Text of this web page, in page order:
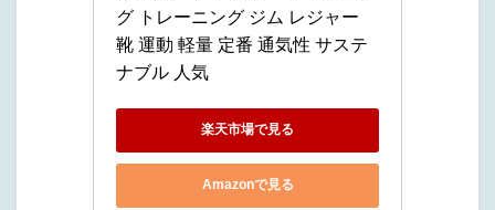
グ トレーニング ジム レジャー
靴 運動 軽量 定番 通気性 サステ
ナブル 人気
楽天市場で見る
Amazonで見る